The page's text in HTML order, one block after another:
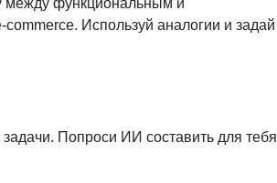
Используй аналогии и задай
Попроси ИИ составить для тебя